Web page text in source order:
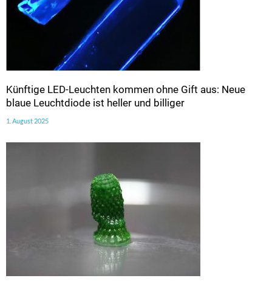
Künftige LED-Leuchten kommen ohne Gift aus: Neue
blaue Leuchtdiode ist heller und billiger
1. August 2025